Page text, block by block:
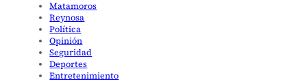
Matamoros
Reynosa
Política
Opinión
Seguridad
Deportes
Entretenimiento